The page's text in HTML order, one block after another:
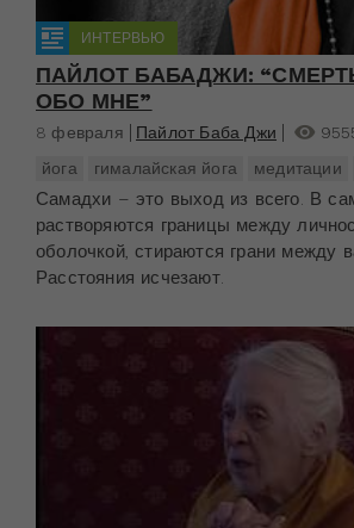
ИНТЕРВЬЮ
ПАЙЛОТ БАБАДЖИ:
ОБО МНЕ”
8 февраля Пайлот Баба Джи
йога
гималайская йога медитации
Самадхи – это выход из всего. В
растворяются границы между
оболочкой, стираются грани между
Расстояния исчезают.